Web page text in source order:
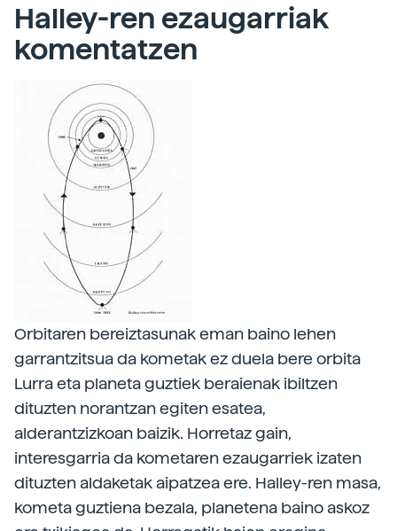
Halley-ren ezaugarriak
komentatzen
Orbitaren bereiztasunak eman baino lehen
garrantzitsua da kometak ez duela bere orbita
Lurra eta planeta guztiek beraienak ibiltzen
dituzten norantzan egiten esatea,
alderantzizkoan baizik. Horretaz gain,
interesgarria da kometaren ezaugarriek izaten
dituzten aldaketak aipatzea ere. Halley-ren masa,
kometa guztiena bezala, planetena baino askoz